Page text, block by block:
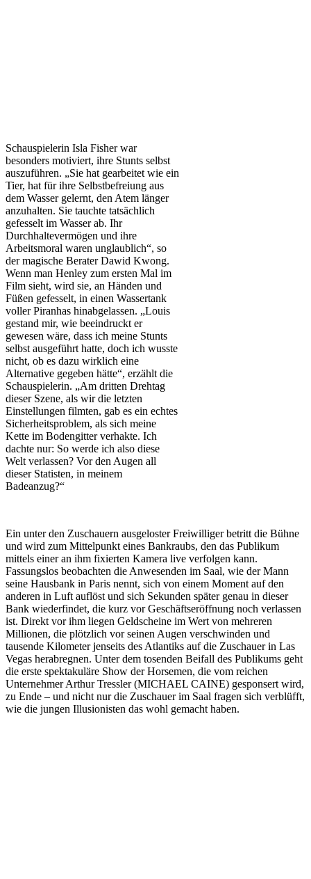
Schauspielerin Isla Fisher war
besonders motiviert, ihre Stunts selbst
auszuführen. „Sie hat gearbeitet wie ein
Tier, hat für ihre Selbstbefreiung aus
dem Wasser gelernt, den Atem länger
anzuhalten. Sie tauchte tatsächlich
gefesselt im Wasser ab. Ihr
Durchhaltevermögen und ihre
Arbeitsmoral waren unglaublich“, so
der magische Berater Dawid Kwong.
Wenn man Henley zum ersten Mal im
Film sieht, wird sie, an Händen und
Füßen gefesselt, in einen Wassertank
voller Piranhas hinabgelassen. „Louis
gestand mir, wie beeindruckt er
gewesen wäre, dass ich meine Stunts
selbst ausgeführt hatte, doch ich wusste
nicht, ob es dazu wirklich eine
Alternative gegeben hätte“, erzählt die
Schauspielerin. „Am dritten Drehtag
dieser Szene, als wir die letzten
Einstellungen filmten, gab es ein echtes
Sicherheitsproblem, als sich meine
Kette im Bodengitter verhakte. Ich
dachte nur: So werde ich also diese
Welt verlassen? Vor den Augen all
dieser Statisten, in meinem
Badeanzug?“
Ein unter den Zuschauern ausgeloster Freiwilliger betritt die Bühne
und wird zum Mittelpunkt eines Bankraubs, den das Publikum
mittels einer an ihm fixierten Kamera live verfolgen kann.
Fassungslos beobachten die Anwesenden im Saal, wie der Mann
seine Hausbank in Paris nennt, sich von einem Moment auf den
anderen in Luft auflöst und sich Sekunden später genau in dieser
Bank wiederfindet, die kurz vor Geschäftseröffnung noch verlassen
ist. Direkt vor ihm liegen Geldscheine im Wert von mehreren
Millionen, die plötzlich vor seinen Augen verschwinden und
tausende Kilometer jenseits des Atlantiks auf die Zuschauer in Las
Vegas herabregnen. Unter dem tosenden Beifall des Publikums geht
die erste spektakuläre Show der Horsemen, die vom reichen
Unternehmer Arthur Tressler (MICHAEL CAINE) gesponsert wird,
zu Ende – und nicht nur die Zuschauer im Saal fragen sich verblüfft,
wie die jungen Illusionisten das wohl gemacht haben.